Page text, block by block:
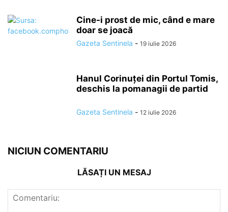
Cine-i prost de mic, când e mare
doar se joacă
Gazeta Sentinela - 19 iulie 2026
Hanul Corinuței din Portul Tomis,
deschis la pomanagii de partid
Gazeta Sentinela - 12 iulie 2026
NICIUN COMENTARIU
LĂSAȚI UN MESAJ